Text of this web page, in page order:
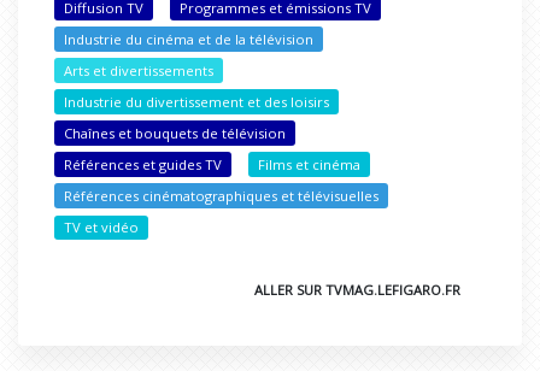
Diffusion TV
Programmes et émissions TV
Industrie du cinéma et de la télévision
Arts et divertissements
Industrie du divertissement et des loisirs
Chaînes et bouquets de télévision
Références et guides TV
Films et cinéma
Références cinématographiques et télévisuelles
TV et vidéo
ALLER SUR TVMAG.LEFIGARO.FR